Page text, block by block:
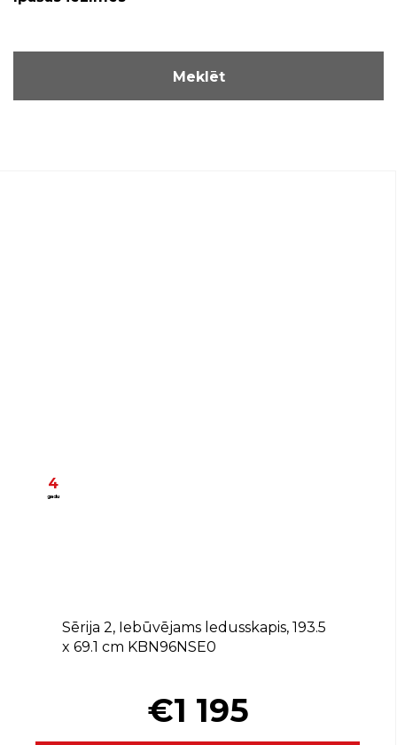
4
gadu
Sērija 2, Iebūvējams ledusskapis, 193.5
x 69.1 cm KBN96NSE0
€1 195